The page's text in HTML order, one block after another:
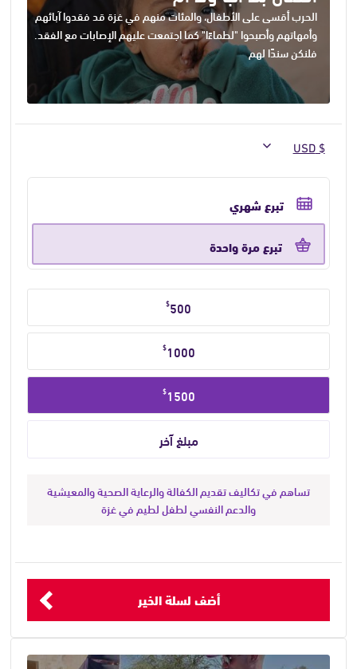
الحرب أقسى على الأطفال، والمئات منهم في غزة قد فقدوا آبائهم
وأمهاتهم وأصبحوا "لطماءًا" كما اجتمعت عليهم الإصابات مع الفقد.
فلنكن سندًا لهم
حدد
تكرار
التبرع
تبرع شهري
تبرع مرة واحدة
التبرع
$500
$1000
$1500
تساهم في تكاليف تقديم الكفالة والرعاية الصحية والمعيشية
والدعم النفسي لطفل لطيم في غزة
أضف لسلة الخير